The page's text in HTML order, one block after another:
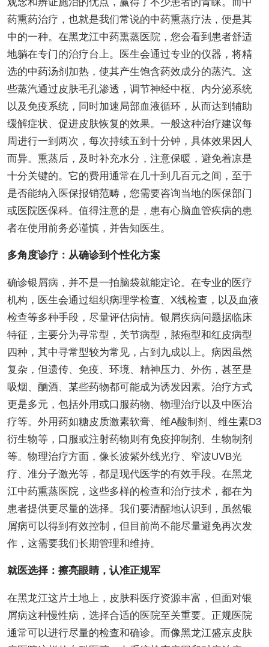
药熏药治疗，也就是我们常说的中药熏蒸疗法，便是其
中的一种。在黑龙江中药熏蒸医院，您会看到患者舒适
地躺在专门的治疗台上。医生会通过专业的仪器，将精
选的中药汤剂加热，使其产生饱含药效成分的蒸汽。这
些蒸汽通过皮肤毛孔渗透，调节神经中枢、内分泌系统
以及免疫系统，同时加速局部血液循环，从而达到辅助
缓解症状、促进皮肤恢复的效果。一般这种治疗建议每
周进行一到两次，每次持续五到十分钟，具体效果因人
而异。熏蒸后，及时补充水分，注意保暖，避免着凉是
十分关键的。它的费用通常在几十到几百元之间，至于
是否能纳入医保报销范畴，您需要咨询当地的医保部门
或医院医保科。值得注意的是，患有心脑血管疾病的患
者在使用前务必谨慎，并告知医生。
多角度诊疗：从确诊到个性化方案
确诊银屑病，并不是一拍脑袋就能定论。在专业的医疗
机构，医生会通过组织病理学检查、X线检查，以及血液
检查等多种手段，尽量评估病情。银屑疾病问题据临床
特征，主要分为寻常型，关节病型，脓疱型和红皮病型
四种，其中寻常型较为常见，占到九成以上。病因虽然
复杂，但遗传、免疫、环境、精神压力、外伤，甚至是
吸烟、酗酒、某些药物都可能成为诱发因素。治疗方式
更是多元，包括外用或口服药物、物理治疗以及中医治
疗等。外用药如糖皮质激素软膏、维A酸制剂、维生素D3
衍生物等，口服或注射药物则有免疫抑制剂、生物制剂
等。物理治疗方面，像长波紫外线光疗、窄波UVB光
疗、准分子激光等，都是现代医学的有效手段。在黑龙
江中药熏蒸医院，这些多样的检查和治疗技术，都在为
患者提供更尽量的选择。我们要清醒地认识到，虽然银
屑病可以得到有效控制，但目前尚不能尽量避免再次发
作，这需要我们长期管理和维持。
就医选择：擦亮眼睛，认准正规军
在黑龙江这片土地上，皮肤科医疗资源丰富，但面对银
屑病这种慢性病，选择合适的医院至关重要。正规医院
通常可以进行尽量的检查和确诊。而像黑龙江盛京皮肤